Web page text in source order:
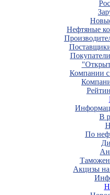
Нефтяные
Компании
В
По
Акцизы